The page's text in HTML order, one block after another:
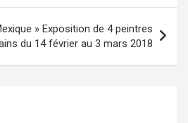
» Exposition de 4 peintres
du 14 février au 3 mars 2018